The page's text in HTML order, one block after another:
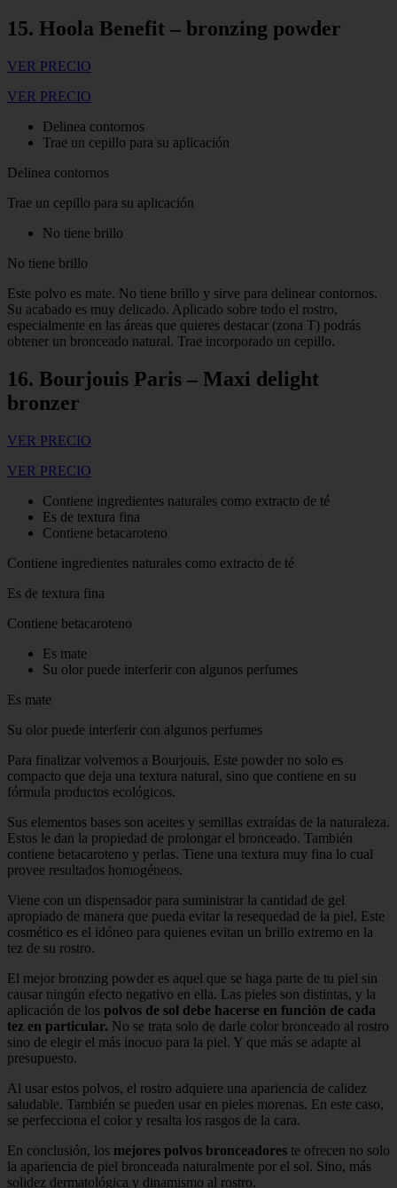
15. Hoola Benefit – bronzing powder
VER PRECIO
VER PRECIO
Delinea contornos
Trae un cepillo para su aplicación
Delinea contornos
Trae un cepillo para su aplicación
No tiene brillo
No tiene brillo
Este polvo es mate. No tiene brillo y sirve para delinear contornos.
Su acabado es muy delicado. Aplicado sobre todo el rostro,
especialmente en las áreas que quieres destacar (zona T) podrás
obtener un bronceado natural. Trae incorporado un cepillo.
16. Bourjouis Paris – Maxi delight
bronzer
VER PRECIO
VER PRECIO
Contiene ingredientes naturales como extracto de té
Es de textura fina
Contiene betacaroteno
Contiene ingredientes naturales como extracto de té
Es de textura fina
Contiene betacaroteno
Es mate
Su olor puede interferir con algunos perfumes
Es mate
Su olor puede interferir con algunos perfumes
Para finalizar volvemos a Bourjouis. Este powder no solo es
compacto que deja una textura natural, sino que contiene en su
fórmula productos ecológicos.
Sus elementos bases son aceites y semillas extraídas de la naturaleza.
Estos le dan la propiedad de prolongar el bronceado. También
contiene betacaroteno y perlas. Tiene una textura muy fina lo cual
provee resultados homogéneos.
Viene con un dispensador para suministrar la cantidad de gel
apropiado de manera que pueda evitar la resequedad de la piel. Este
cosmético es el idóneo para quienes evitan un brillo extremo en la
tez de su rostro.
El mejor bronzing powder es aquel que se haga parte de tu piel sin
causar ningún efecto negativo en ella. Las pieles son distintas, y la
aplicación de los polvos de sol debe hacerse en función de cada
tez en particular. No se trata solo de darle color bronceado al rostro
sino de elegir el más inocuo para la piel. Y que más se adapte al
presupuesto.
Al usar estos polvos, el rostro adquiere una apariencia de calidez
saludable. También se pueden usar en pieles morenas. En este caso,
se perfecciona el color y resalta los rasgos de la cara.
En conclusión, los mejores polvos bronceadores te ofrecen no solo
la apariencia de piel bronceada naturalmente por el sol. Sino, más
solidez dermatológica y dinamismo al rostro.